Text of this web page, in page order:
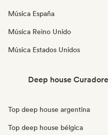
Música España
Música Reino Unido
Música Estados Unidos
Deep house
Top deep house argentina
Top deep house bélgica